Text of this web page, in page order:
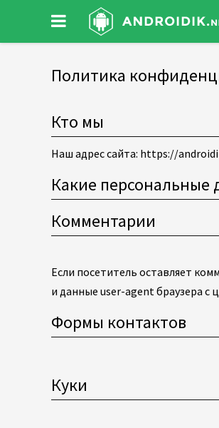
Политика
Кто мы
Наш адрес сайта: https://
Какие
Комментарии
Если посетитель оставляет
и данные user-agent браузера с
Формы контактов
Куки